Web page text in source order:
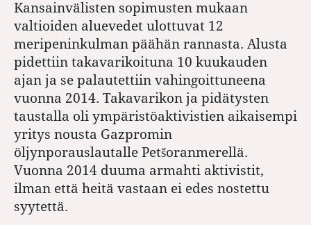
Kansainvälisten sopimusten mukaan
valtioiden aluevedet ulottuvat 12
meripeninkulman päähän rannasta. Alusta
pidettiin takavarikoituna 10 kuukauden
ajan ja se palautettiin vahingoittuneena
vuonna 2014. Takavarikon ja pidätysten
taustalla oli ympäristöaktivistien aikaisempi
yritys nousta Gazpromin
öljynporauslautalle Petšoranmerellä.
Vuonna 2014 duuma armahti aktivistit,
ilman että heitä vastaan ei edes nostettu
syytettä.